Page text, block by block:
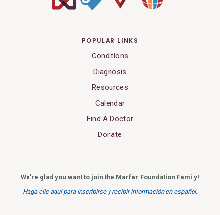
POPULAR LINKS
Conditions
Diagnosis
Resources
Calendar
Find A Doctor
Donate